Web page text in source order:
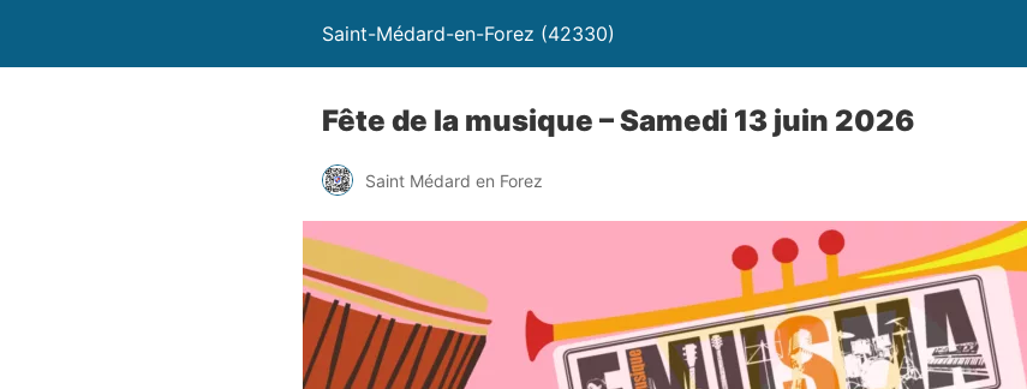
Saint-Médard-en-Forez (42330)
Fête de la musique – Samedi 13 juin 2026
Saint Médard en Forez